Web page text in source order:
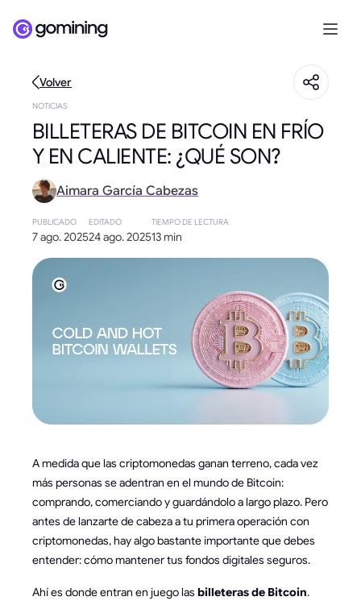
Volver
NOTICIAS
BILLETERAS DE BITCOIN EN FRÍO
Y EN CALIENTE: ¿QUÉ SON?
Aimara García Cabezas
PUBLICADO
7 ago. 2025
EDITADO
24 ago. 2025
TIEMPO DE LECTURA
13 min
A medida que las criptomonedas ganan terreno, cada vez
más personas se adentran en el mundo de Bitcoin:
comprando, comerciando y guardándolo a largo plazo. Pero
antes de lanzarte de cabeza a tu primera operación con
criptomonedas, hay algo bastante importante que debes
entender: cómo mantener tus fondos digitales seguros.
Ahí es donde entran en juego las billeteras de Bitcoin.